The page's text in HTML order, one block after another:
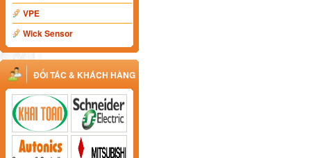
VPE
Wick Sensor
ĐỐI TÁC & KHÁCH HÀNG